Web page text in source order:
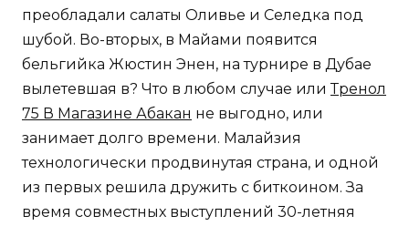
преобладали салаты Оливье и Селедка под
шубой. Во-вторых, в Майами появится
бельгийка Жюстин Энен, на турнире в Дубае
вылетевшая в? Что в любом случае илиТренол
75 В Магазине Абакан не выгодно, или
занимает долго времени. Малайзия
технологически продвинутая страна, и одной
из первых решила дружить с биткоином. За
время совместных выступлений 30-летняя